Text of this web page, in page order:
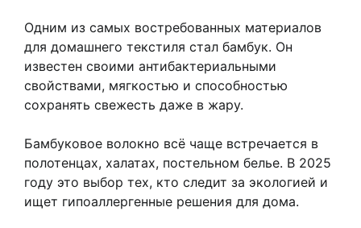
Одним из самых востребованных материалов
для домашнего текстиля стал бамбук. Он
известен своими антибактериальными
свойствами, мягкостью и способностью
сохранять свежесть даже в жару.
Бамбуковое волокно всё чаще встречается в
полотенцах, халатах, постельном белье. В 2025
году это выбор тех, кто следит за экологией и
ищет гипоаллергенные решения для дома.